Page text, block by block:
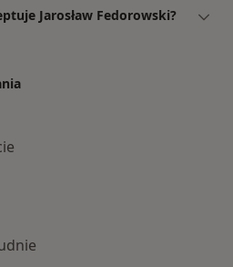
Jarosław Fedorowski?